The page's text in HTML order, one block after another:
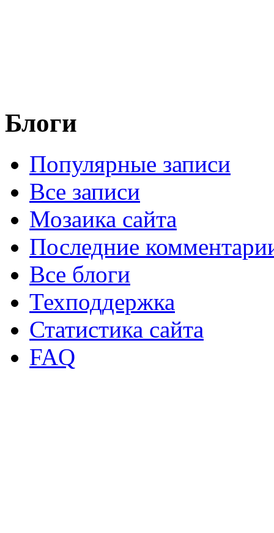
Блоги
Популярные записи
Все записи
Мозаика сайта
Последние
Все блоги
Техподдержка
Статистика сайта
FAQ